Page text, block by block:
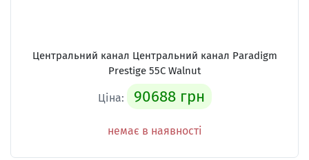
Центральний канал Центральний канал Paradigm
Prestige 55C Walnut
Ціна: 90688 грн
немає в наявності